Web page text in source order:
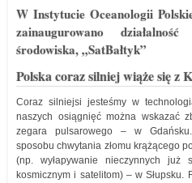
W Instytucie Oceanologii
zainaugurowano
środowiska, „SatBałtyk”
Polska coraz silniej wiąże się z
Coraz silniejsi jesteśmy w
naszych osiągnięć można wskazać
zegara pulsarowego – w
sposobu chwytania złomu krążącego
(np. wyłapywanie nieczynnych już
kosmicznym i satelitom) – w Słupsku.